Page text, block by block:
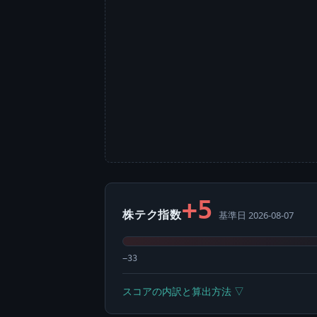
株テク指数+5 基準日 2026-08-07
−33
スコアの内訳と算出方法 ▽